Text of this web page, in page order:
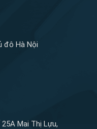
đô Hà Nội
Mai Thị Lựu,